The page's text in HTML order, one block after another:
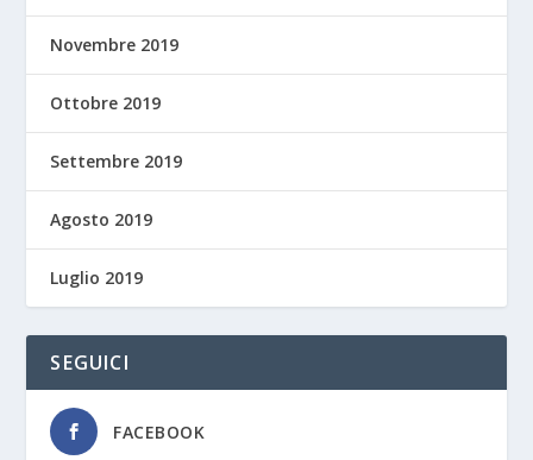
Novembre 2019
Ottobre 2019
Settembre 2019
Agosto 2019
Luglio 2019
SEGUICI
FACEBOOK